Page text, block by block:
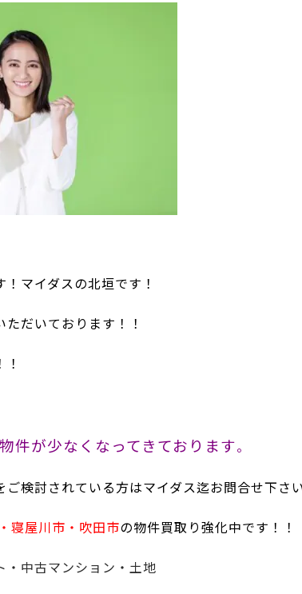
マイダスの北垣です！
だいております！！
件が少なくなってきております。
検討されている方はマイダス迄お問合せ下さい
寝屋川市・吹田市の物件買取り強化中です！！
・中古マンション・土地